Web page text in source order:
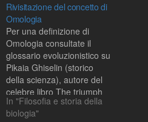
Rivisitazione del concetto di
Omologia
Per una definizione di
Omologia consultate il
glossario evoluzionistico su
Pikaia Ghiselin (storico
della scienza), autore del
celebre libro The triumph
of the Darwinian Method
tradotto anche in italiano
In "Filosofia e storia della
biologia"